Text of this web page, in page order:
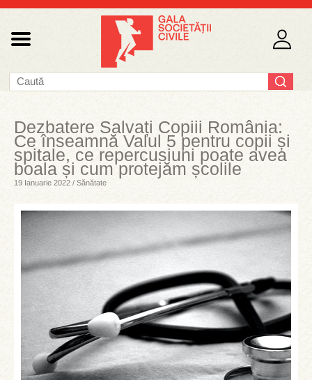
Dezbatere Salvați Copiii România:
Ce înseamnă Valul 5 pentru copii și
spitale, ce repercusiuni poate avea
boala și cum protejăm școlile
19 Ianuarie 2022 / Sănătate